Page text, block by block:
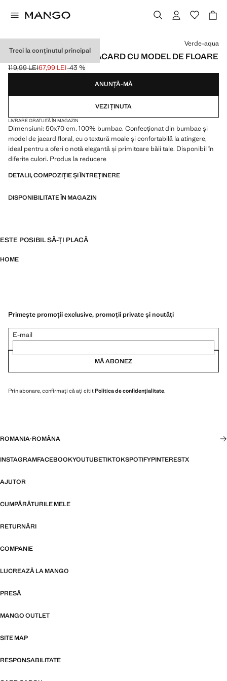
Treci la conținutul principal
COVOR DE BAIE DIN JACARD CU MODEL DE FLOARE
Preț inițial tăiat [119,99 LEI ]
119,99 LEI
Preț actual [67,99 LEI ]
67,99 LEI-43 %
Selectează o culoare
Verde-aqua
ANUNȚĂ-MĂ
VEZI ȚINUTA
LIVRARE GRATUITĂ ÎN MAGAZIN
Dimensiuni: 50x70 cm. 100% bumbac. Confecționat din bumbac și
model de jacard floral, cu o textură moale și confortabilă la atingere,
ideal pentru a oferi o notă elegantă și primitoare băii tale. Disponibil în
diferite culori. Produs la reducere
DETALII, COMPOZIȚIE ȘI ÎNTREȚINERE
DISPONIBILITATE ÎN MAGAZIN
ESTE POSIBIL SĂ-ȚI PLACĂ
HOME
Primește promoții exclusive, promoții private și noutăți
E-mail
MĂ ABONEZ
Prin abonare, confirmați că ați cititPolitica de confidențialitate.
ROMANIA·ROMÂNA
INSTAGRAMFACEBOOKYOUTUBETIKTOKSPOTIFYPINTERESTX
AJUTOR
CUMPĂRĂTURILE MELE
RETURNĂRI
COMPANIE
LUCREAZĂ LA MANGO
PRESĂ
MANGO OUTLET
SITE MAP
RESPONSABILITATE